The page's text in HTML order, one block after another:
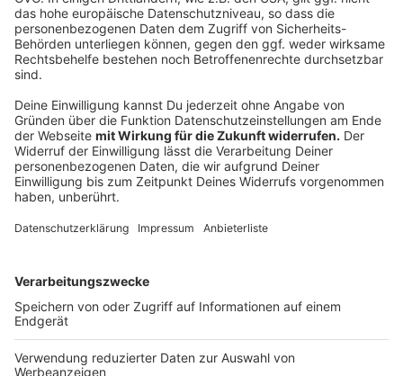
Drittanbieters, um Videoinhalte
einzubetten. Dieser Service kann
Daten zu Ihren Aktivitäten
Details durch und stimmen Sie der
Nutzung des Service zu, um dieses
Video anzusehen.
Mehr Informationen
Akzeptieren
Management Platform
Alle Farben & HUGEL - Castle (feat. FAST BOY)
Anzeige
Anzeige